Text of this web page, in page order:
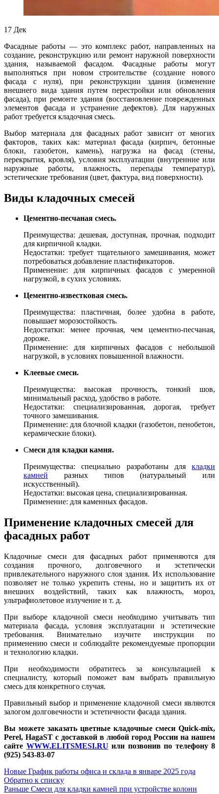
17 Дек
Фасадные работы — это комплекс работ, направленных на
создание, реконструкцию или ремонт наружной поверхности
здания, называемой фасадом. Фасадные работы могут
выполняться при новом строительстве (создание нового
фасада с нуля), при реконструкции здания (изменение
внешнего вида здания путем перестройки или обновления
фасада), при ремонте здания (восстановление поврежденных
элементов фасада и устранение дефектов). Для наружных
работ требуется кладочная смесь.
Выбор материала для фасадных работ зависит от многих
факторов, таких как: материал фасада (кирпич, бетонные
блоки, газобетон, камень), нагрузка на фасад (стены,
перекрытия, кровля), условия эксплуатации (внутренние или
наружные работы, влажность, перепады температур),
эстетические требования (цвет, фактура, вид поверхности).
Виды кладочных смесей
Цементно-песчаная смесь.
Преимущества: дешевая, доступная, прочная, подходит
для кирпичной кладки.
Недостатки: требует тщательного замешивания, может
потребоваться добавление пластификаторов.
Применение: для кирпичных фасадов с умеренной
нагрузкой, в сухих условиях.
Цементно-известковая смесь.
Преимущества: пластичная, более удобна в работе,
повышает морозостойкость.
Недостатки: менее прочная, чем цементно-песчаная,
дороже.
Применение: для кирпичных фасадов с небольшой
нагрузкой, в условиях повышенной влажности.
Клеевые смеси.
Преимущества: высокая прочность, тонкий шов,
минимальный расход, удобство в работе.
Недостатки: специализированная, дорогая, требует
точного замешивания.
Применение: для блочной кладки (газобетон, пенобетон,
керамические блоки).
Смеси для кладки камня.
Преимущества: специально разработаны для кладки
камней разных типов (натуральный или
искусственный).
Недостатки: высокая цена, специализированная.
Применение: для каменных фасадов.
Применение кладочных смесей для
фасадных работ
Кладочные смеси для фасадных работ применяются для
создания прочного, долговечного и эстетически
привлекательного наружного слоя здания. Их использование
позволяет не только укрепить стены, но и защитить их от
внешних воздействий, таких как влажность, мороз,
ультрафиолетовое излучение и т. д.
При выборе кладочной смеси необходимо учитывать тип
материала фасада, условия эксплуатации и эстетические
требования. Внимательно изучите инструкции по
применению смеси и соблюдайте рекомендуемые пропорции
и технологию кладки.
При необходимости обратитесь за консультацией к
специалисту, который поможет вам выбрать правильную
смесь для конкретного случая.
Правильный выбор и применение кладочной смеси являются
залогом долговечности и эстетичности фасада здания.
Вы можете заказать цветные кладочные смеси Quick-mix,
Perel, HagaST с доставкой в любой город России на нашем
сайте WWW.ELITSMESI.RU или позвонив по телефону 8
(925) 543-83-07
Новые График работы офиса и склада в январе 2025 года
Обратно к списку
Раньше Смеси для кладки камней при устройстве колонн